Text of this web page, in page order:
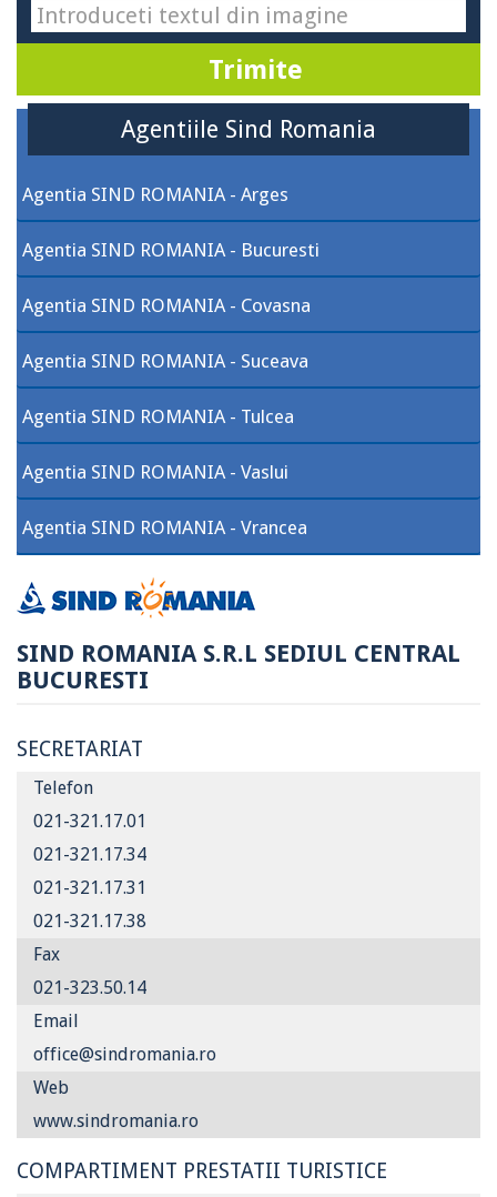
Agentiile Sind Romania
Agentia SIND ROMANIA - Arges
Agentia SIND ROMANIA - Bucuresti
Agentia SIND ROMANIA - Covasna
Agentia SIND ROMANIA - Suceava
Agentia SIND ROMANIA - Tulcea
Agentia SIND ROMANIA - Vaslui
Agentia SIND ROMANIA - Vrancea
SIND ROMANIA S.R.L SEDIUL CENTRAL
BUCURESTI
SECRETARIAT
Telefon
021-321.17.01
021-321.17.34
021-321.17.31
021-321.17.38
Fax
021-323.50.14
Email
office@sindromania.ro
Web
www.sindromania.ro
COMPARTIMENT PRESTATII TURISTICE